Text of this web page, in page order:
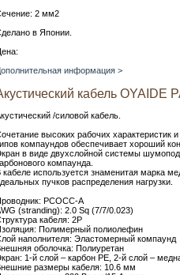
2 мм2
в Японии.
информация >
кабель OYAIDE
/силовой кабель.
высоких рабочих характеристик
компаундов обеспечивает хороший
в виде двухслойной системы
компаунда.
кабеле используется знаменитая марка
пучков распределения нагрузки.
PCOCC-A
(stranding): 2.0 Sq (7/7/0.023)
кабеля: 2P
Полимерный полиолефин
наполнителя: Эластомерный компаунд
оболочка: Полиуретан
1-й слой – карбон PE, 2-й слой –
размеры кабеля: 10.6 мм